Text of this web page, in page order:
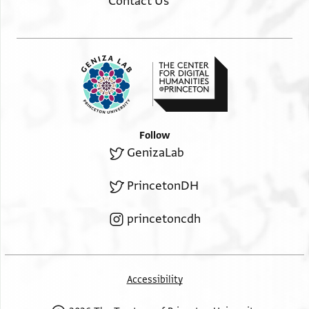
Follow
GenizaLab
PrincetonDH
princetoncdh
Accessibility